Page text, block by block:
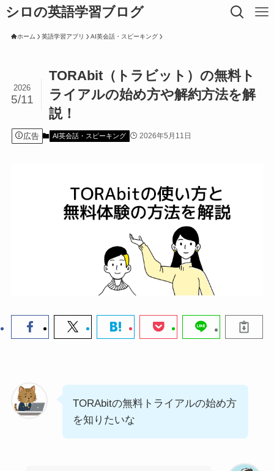
シロの英語学習ブログ
ホーム 英語学習アプリ AI英会話・スピーキング
TORAbit（トラビット）の無料ト
ライアルの始め方や解約方法を解
説！
2026
5/11
広告 AI英会話・スピーキング 2026年5月11日
TORAbitの無料トライアルの始め方
を知りたいな